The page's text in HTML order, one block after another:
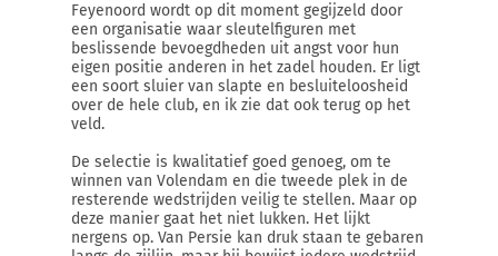
Feyenoord wordt op dit moment gegijzeld door
een organisatie waar sleutelfiguren met
beslissende bevoegdheden uit angst voor hun
eigen positie anderen in het zadel houden. Er ligt
een soort sluier van slapte en besluiteloosheid
over de hele club, en ik zie dat ook terug op het
veld.
De selectie is kwalitatief goed genoeg, om te
winnen van Volendam en die tweede plek in de
resterende wedstrijden veilig te stellen. Maar op
deze manier gaat het niet lukken. Het lijkt
nergens op. Van Persie kan druk staan te gebaren